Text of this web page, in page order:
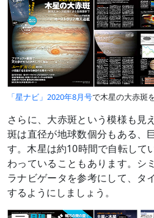
さらに、大赤斑という模様も見
斑は直径が地球数個分もある、
す。木星は約10時間で自転して
わっていることもあります。シ
ラナビゲータを参考にして、タ
するようにしましょう。
「星ナビ」2020年8月号で木星の大赤斑